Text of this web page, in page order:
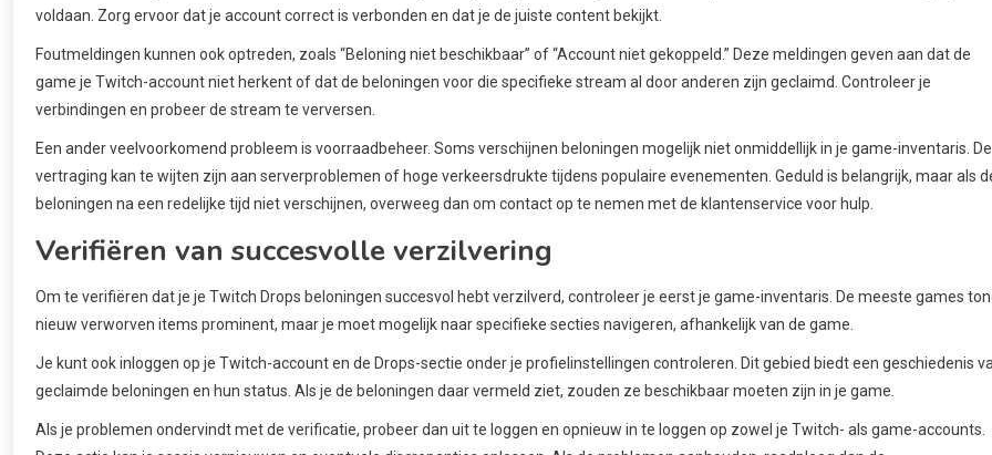
voldaan. Zorg ervoor dat je account correct is verbonden en dat je de juiste content bekijkt.
Foutmeldingen kunnen ook optreden, zoals “Beloning niet beschikbaar” of “Account niet gekoppeld.” Deze meldingen geven aan dat de
game je Twitch-account niet herkent of dat de beloningen voor die specifieke stream al door anderen zijn geclaimd. Controleer je
verbindingen en probeer de stream te verversen.
Een ander veelvoorkomend probleem is voorraadbeheer. Soms verschijnen beloningen mogelijk niet onmiddellijk in je game-inventaris.
vertraging kan te wijten zijn aan serverproblemen of hoge verkeersdrukte tijdens populaire evenementen. Geduld is belangrijk, maar als
beloningen na een redelijke tijd niet verschijnen, overweeg dan om contact op te nemen met de klantenservice voor hulp.
Verifiëren van succesvolle verzilvering
Om te verifiëren dat je je Twitch Drops beloningen succesvol hebt verzilverd, controleer je eerst je game-inventaris. De meeste games
nieuw verworven items prominent, maar je moet mogelijk naar specifieke secties navigeren, afhankelijk van de game.
Je kunt ook inloggen op je Twitch-account en de Drops-sectie onder je profielinstellingen controleren. Dit gebied biedt een geschiedenis
geclaimde beloningen en hun status. Als je de beloningen daar vermeld ziet, zouden ze beschikbaar moeten zijn in je game.
Als je problemen ondervindt met de verificatie, probeer dan uit te loggen en opnieuw in te loggen op zowel je Twitch- als game-accounts.